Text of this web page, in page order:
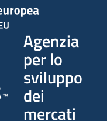
Agenzia
per lo
sviluppo
dei
mercati